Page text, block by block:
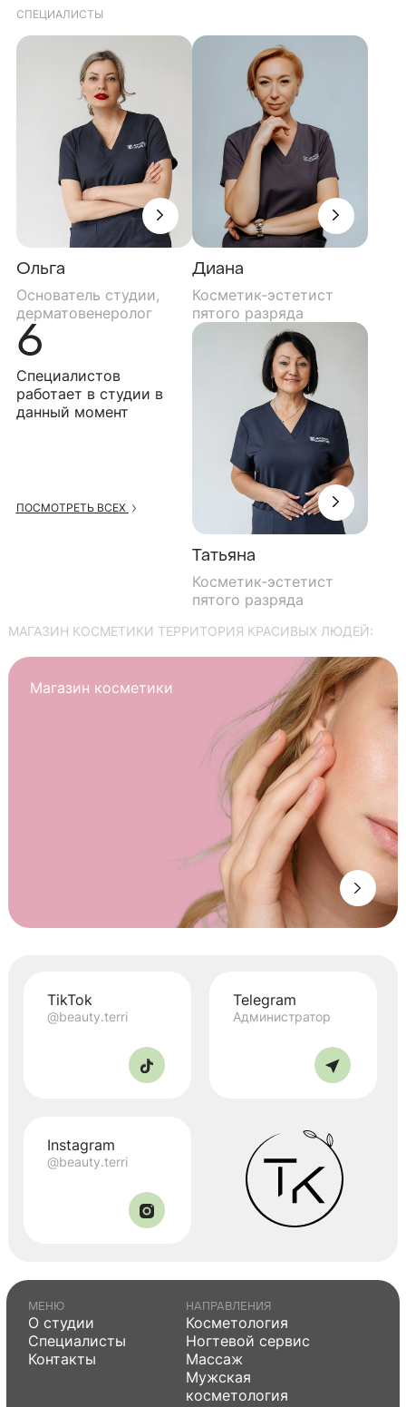
СПЕЦИАЛИСТЫ
Ольга
Основатель студии,
дерматовенеролог
Диана
Косметик-эстетист
пятого разряда
6
Специалистов
работает в студии в
данный момент
ПОСМОТРЕТЬ ВСЕХ
Татьяна
Косметик-эстетист
пятого разряда
МАГАЗИН КОСМЕТИКИ ТЕРРИТОРИЯ КРАСИВЫХ ЛЮДЕЙ:
Магазин косметики
TikTok
@beauty.terri
Telegram
Администратор
Instagram
@beauty.terri
МЕНЮ
О студии
Специалисты
Контакты
НАПРАВЛЕНИЯ
Косметология
Ногтевой сервис
Массаж
Мужская
косметология